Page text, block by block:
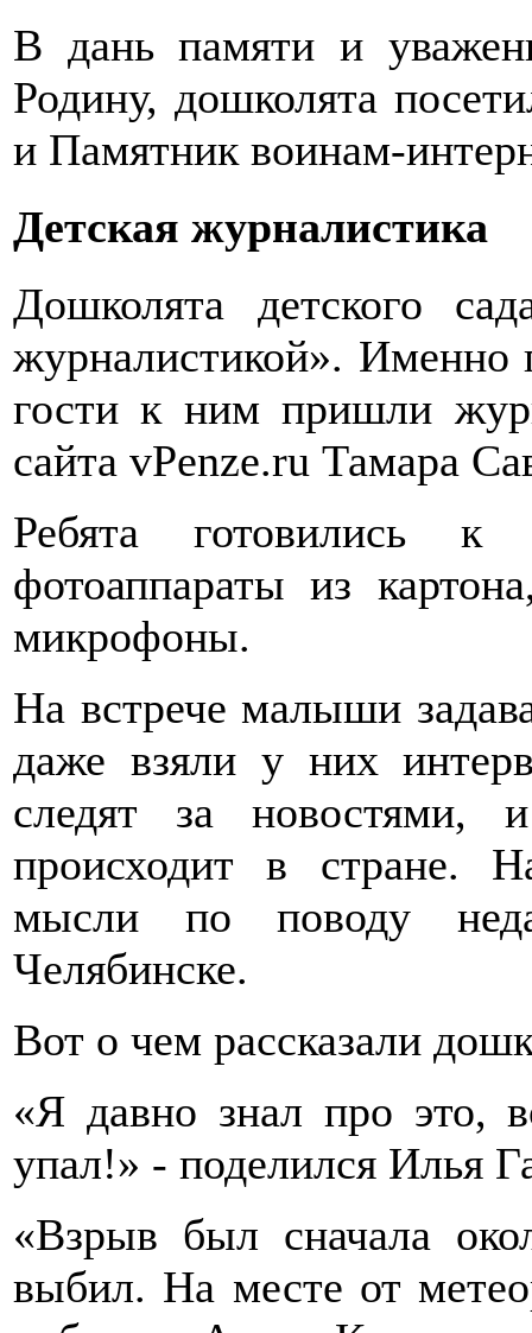
В дань памяти и
Родину, дошколята
и Памятник воинам-
Детская журналистика
Дошколята детского
журналистикой». Именно
гости к ним пришли
сайта vPenze.ru Тамара
Ребята готовились к
фотоаппараты из
микрофоны.
На встрече малыши
даже взяли у них
следят за новостями,
происходит в стране.
мысли по поводу
Челябинске.
Вот о чем рассказали
«Я давно знал про это,
упал!» - поделился Илья
«Взрыв был сначала
выбил. На месте от